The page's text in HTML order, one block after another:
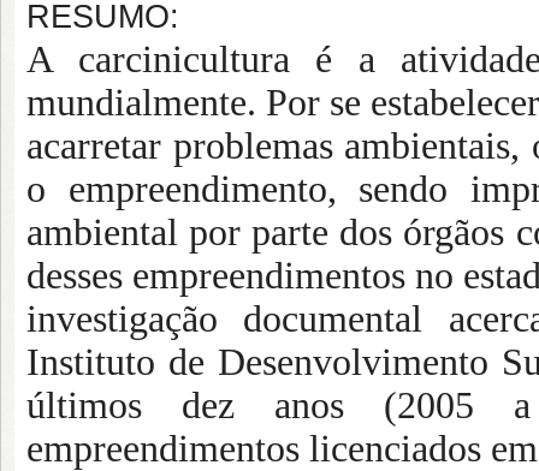
RESUMO:
A carcinicultura é a
mundialmente. Por se
acarretar problemas ambientais,
o empreendimento, sendo
ambiental por parte dos órgãos
desses empreendimentos no
investigação documental
Instituto de Desenvolvimento
últimos dez anos (2005 a
empreendimentos licenciados